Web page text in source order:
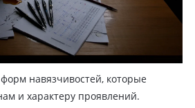
навязчивостей, которые
и характеру проявлений.